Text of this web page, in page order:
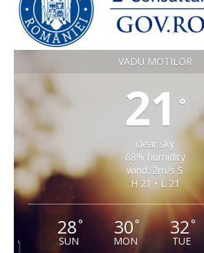
VADU MOTILOR
21 °
clear sky
68% humidity
wind: 2m/s S
H 21 • L 21
28°
SUN
30°
MON
32°
TUE